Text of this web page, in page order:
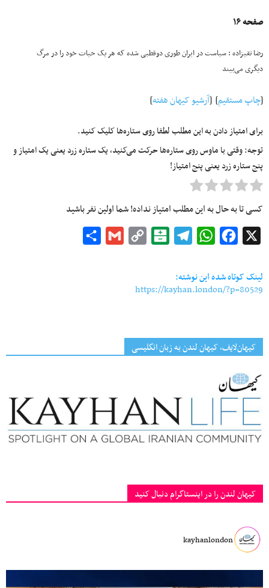
صفحه ۱۶
رضا تقی‎زاده : سیاست در ایران طوری دوقطبی شده که هر یک حیات خود را در مرگ
دیگری می‌بیند
[چاپ مستقیم] [آرشیو کیهان هفته]
برای امتیاز دادن به این مطلب لطفا روی ستاره‌ها کلیک کنید.
توجه: وقتی با ماوس روی ستاره‌ها حرکت می‌کنید، یک ستاره زرد یعنی یک امتیاز و
پنج ستاره زرد یعنی پنج امتیاز!
کسی تا به حال به این مطلب امتیاز نداده! شما اولین نفر باشید
Facebook
WhatsApp
Telegram
Balatarin
Copy
Gmail
لینک کوتاه شده این نوشته:
https://kayhan.london/?p=80529
کیهان‌لایف، کیهان لندن به زبان انگلیسی
کیهان لندن را در اینستاگرام دنبال کنید
kayhanlondon